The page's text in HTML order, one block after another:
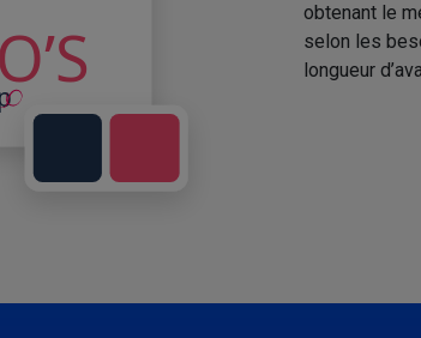
obtenant le
selon les
longueur